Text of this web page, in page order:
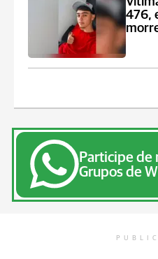
476,
Participe de
Grupos de